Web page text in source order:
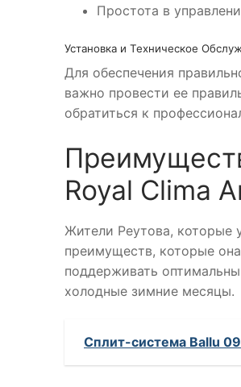
Простота в
Установка и Техническое
Для обеспечения
важно провести ее
обратиться к
Royal Clima
Жители Реутова, которые
преимуществ, которые
поддерживать
холодные зимние месяцы.
Сплит-система Ballu